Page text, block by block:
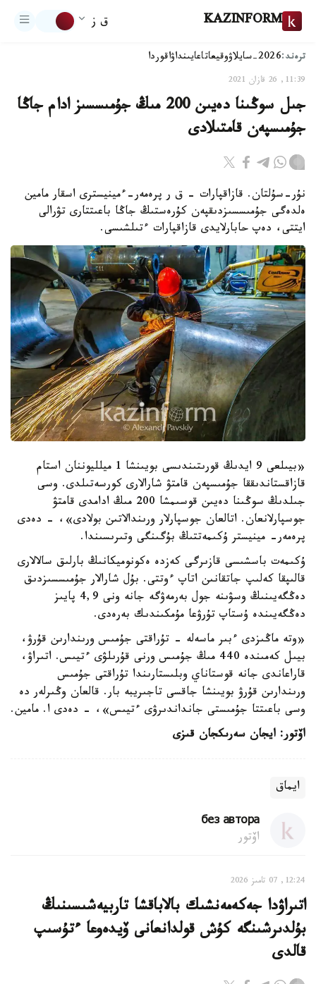
KAZINFORM ق ز
ترەند:2026-سايلاۋ وقيعاتاعايىنداۋاقوردا
11:39, 26 قازان 2021
جىل سوڭىنا دەيىن 200 مىڭ جۇمىسسىز ادام جاڭا
جۇمىسپەن قامتىلادى
نۇر-سۇلتان. قازاقپارات - ق ر پرەمەر-ءمينيسترى اسقار مامين
ەلدەگى جۇمىسسىزدىقپەن كۇرەستىڭ جاڭا باعىتتارى تۋرالى
ايتتى، دەپ حابارلايدى قازاقپارات ءتىلشىسى.
«بيىلعى 9 ايدىڭ قورىتىندىسى بويىنشا 1 ميلليوننان استام
قازاقستاندىققا جۇمىسپەن قامتۋ شارالارى كورسەتىلدى. وسى
جىلدىڭ سوڭىنا دەيىن قوسىمشا 200 مىڭ ادامدى قامتۋ
جوسپارلانعان. اتالعان جوسپارلار ورىندالاتىن بولادى»، - دەدى
پرەمەر- مينيستر ۇكىمەتتىڭ بۇگىنگى وتىرىسىندا.
ۇكىمەت باسشىسى قازىرگى كەزدە ەكونوميكانىڭ بارلىق سالالارى
قالىپقا كەلىپ جاتقانىن اتاپ ءوتتى. بۇل شارالار جۇمىسسىزدىق
دەڭگەيىنىڭ وسۋىنە جول بەرمەۋگە جانە ونى 4,9 پايىز
دەڭگەيىندە ۇستاپ تۇرۋعا مۇمكىندىك بەرەدى.
«وتە ماڭىزدى ءبىر ماسەلە - تۇراقتى جۇمىس ورىندارىن قۇرۋ،
بيىل كەمىندە 440 مىڭ جۇمىس ورنى قۇرىلۋى ءتيىس. اتىراۋ،
قاراعاندى جانە قوستاناي وبلىستارىندا تۇراقتى جۇمىس
ورىندارىن قۇرۋ بويىنشا جاقسى تاجىريبە بار. قالعان وڭىرلەر دە
وسى باعىتتا جۇمىستى جانداندىرۋى ءتيىس»، - دەدى ا. مامين.
اۆتور: ايجان سەرىكجان قىزى
ايماق
без автора
اۆتور
12:24, 07 تامىز 2026
اتىراۋدا جەكەمەنشىك بالاباقشا تاربيەشىسىنىڭ
بۇلدىرشىنگە كۇش قولدانعانى ۆيدەوعا ءتۇسىپ
قالدى